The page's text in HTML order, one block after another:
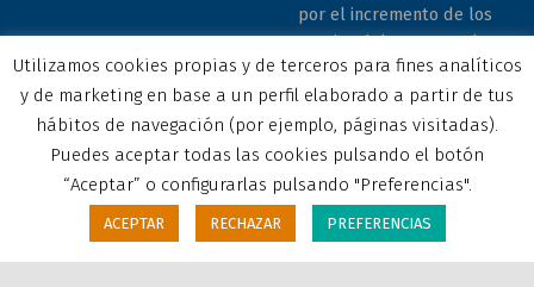
MENU
por el incremento de los
precios del gas natural y
la electricidad
provocados por el
impacto de la guerra de
agresión de Rusia contra
Ucrania."
Utilizamos cookies propias y de terceros para fines analíticos
y de marketing en base a un perfil elaborado a partir de tus
hábitos de navegación (por ejemplo, páginas visitadas).
Puedes aceptar todas las cookies pulsando el botón
“Aceptar” o configurarlas pulsando "Preferencias".
ACEPTAR RECHAZAR PREFERENCIAS